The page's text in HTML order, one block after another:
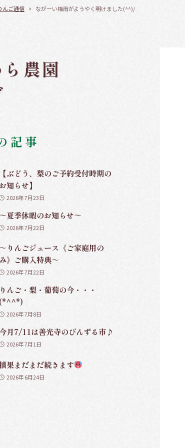
んご通信 ながーい梅雨がようやく明けました(^^)/
農園
記事
ぶどう、梨のご予約受付時期の
知らせ】
2026年7月23日
夏季休暇のお知らせ～
2026年7月22日
りんごジュース《ご家庭用の
》ご購入特典～
2026年7月22日
んご・梨・葡萄の今・・・
2026年7月8日
月7/11は善光寺のびんずる市♪
2026年7月1日
果まだまだ続きます
2026年6月24日